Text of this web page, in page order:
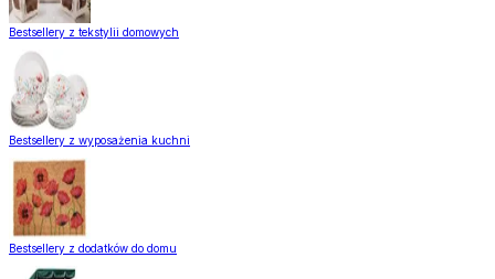
Bestsellery z tekstylii domowych
Bestsellery z wyposażenia kuchni
Bestsellery z dodatków do domu